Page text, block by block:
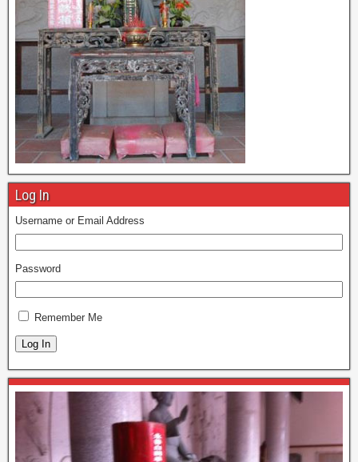
Log In
Username or Email Address
Password
Remember Me
Log In